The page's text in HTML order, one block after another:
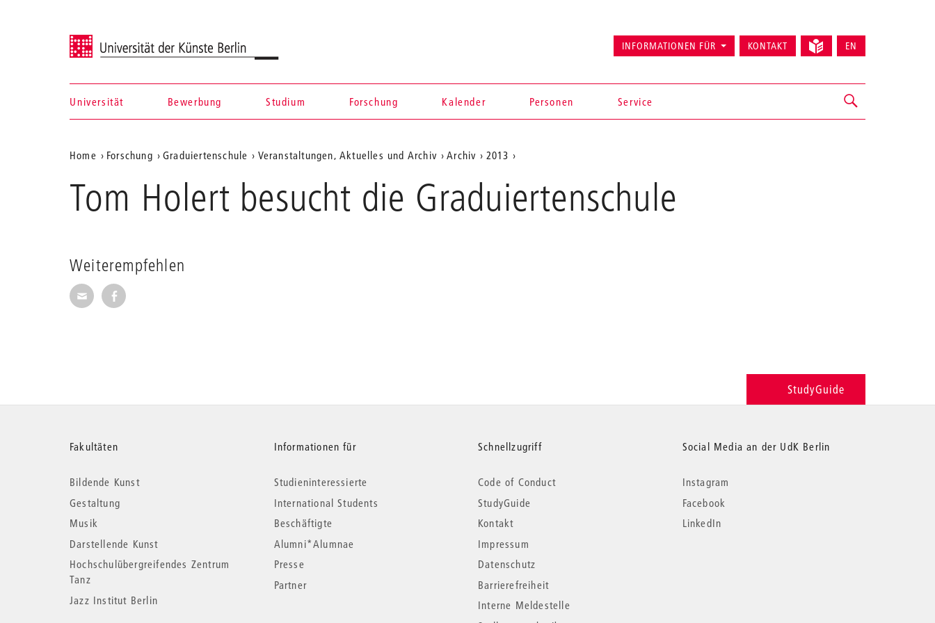
Universität der Künste Berlin
Navigation &
Suche
Universität Bewerbung Studium Forschung Kalender Personen Service
INFORMATIONEN FÜR KONTAKT EN
Aktuelle
Position
auf
Home Forschung Graduiertenschule Veranstaltungen, Aktuelles und Archiv Archiv 2013
Tom Holert besucht die Graduiertenschule
Weiterempfehlen
Seite per E-Mail weiterempfehlen
Seite auf Facebook weiterempfehlen
StudyGuide
Weitere
Informationen
Fakultäten
Bildende Kunst
Gestaltung
Musik
Darstellende Kunst
Hochschulübergreifendes Zentrum
Tanz
Jazz Institut Berlin
Informationen für
Studieninteressierte
International Students
Beschäftigte
Alumni*Alumnae
Presse
Partner
Schnellzugriff
Code of Conduct
StudyGuide
Kontakt
Impressum
Datenschutz
Barrierefreiheit
Interne Meldestelle
Social Media an der UdK Berlin
Instagram
Facebook
LinkedIn